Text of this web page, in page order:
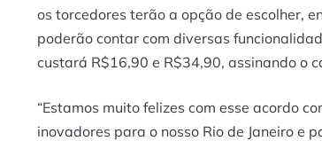
os torcedores terão a opção de escolher,
poderão contar com diversas
custará R$16,90 e R$34,90, assinando o
“Estamos muito felizes com esse acordo
inovadores para o nosso Rio de Janeiro e